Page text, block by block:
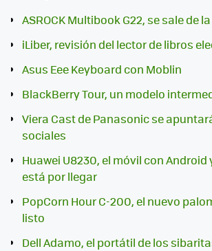
ASROCK Multibook G22, se sale de
iLiber, revisión del lector de libros
Asus Eee Keyboard con Moblin
BlackBerry Tour, un modelo
Viera Cast de Panasonic se
sociales
Huawei U8230, el móvil con Android
está por llegar
PopCorn Hour C-200, el nuevo
listo
Dell Adamo, el portátil de los